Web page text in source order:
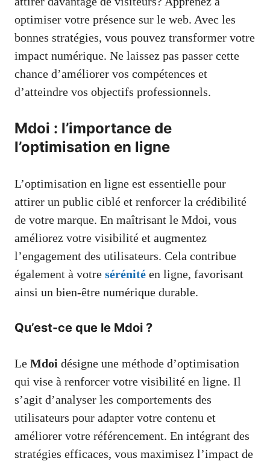
optimiser votre présence sur le web. Avec les
bonnes stratégies, vous pouvez transformer votre
impact numérique. Ne laissez pas passer cette
chance d’améliorer vos compétences et
d’atteindre vos objectifs professionnels.
Mdoi : l’importance de
l’optimisation en ligne
L’optimisation en ligne est essentielle pour
attirer un public ciblé et renforcer la crédibilité
de votre marque. En maîtrisant le Mdoi, vous
améliorez votre visibilité et augmentez
l’engagement des utilisateurs. Cela contribue
également à votre sérénité en ligne, favorisant
ainsi un bien-être numérique durable.
Qu’est-ce que le Mdoi ?
Le Mdoi désigne une méthode d’optimisation
qui vise à renforcer votre visibilité en ligne. Il
s’agit d’analyser les comportements des
utilisateurs pour adapter votre contenu et
améliorer votre référencement. En intégrant des
stratégies efficaces, vous maximisez l’impact de